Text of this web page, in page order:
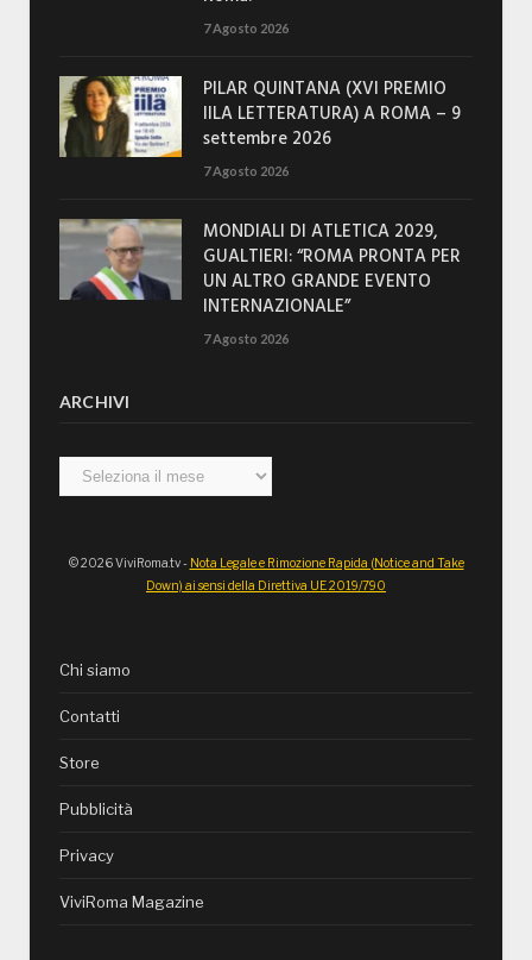
7 Agosto 2026
PILAR QUINTANA (XVI PREMIO
IILA LETTERATURA) A ROMA – 9
settembre 2026
7 Agosto 2026
MONDIALI DI ATLETICA 2029,
GUALTIERI: “ROMA PRONTA PER
UN ALTRO GRANDE EVENTO
INTERNAZIONALE”
7 Agosto 2026
ARCHIVI
Archivi
© 2026 ViviRoma.tv - Nota Legale e Rimozione Rapida (Notice and Take
Down) ai sensi della Direttiva UE 2019/790
Chi siamo
Contatti
Store
Pubblicità
Privacy
ViviRoma Magazine